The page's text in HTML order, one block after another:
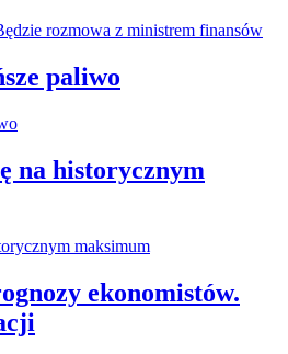
paliwo
na historycznym
ekonomistów.